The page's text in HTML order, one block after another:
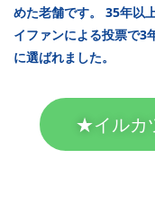
めた老舗です。 35年以
イファンによる投票で3
に選ばれました。
★イルカ